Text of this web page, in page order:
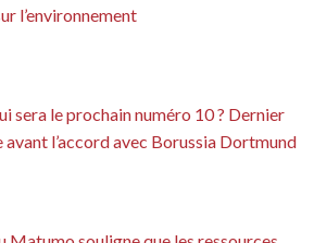
l’environnement
sera le prochain numéro 10 ? Dernier
l’accord avec Borussia Dortmund